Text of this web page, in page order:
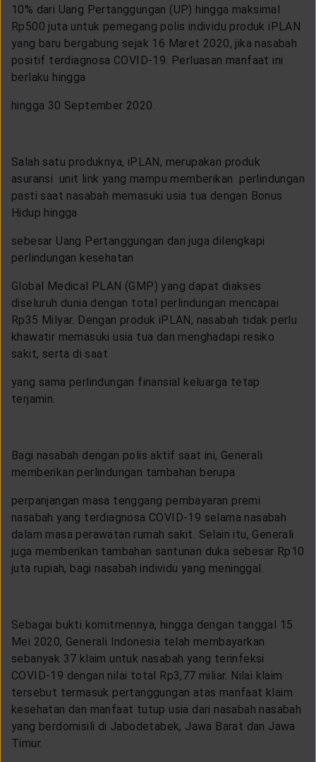
10% dari Uang Pertanggungan (UP) hingga maksimal
Rp500 juta untuk pemegang polis individu produk iPLAN
yang baru bergabung sejak 16 Maret 2020, jika nasabah
positif terdiagnosa COVID-19. Perluasan manfaat ini
berlaku hingga
hingga 30 September 2020.
Salah satu produknya, iPLAN, merupakan produk
asuransi unit link yang mampu memberikan perlindungan
pasti saat nasabah memasuki usia tua dengan Bonus
Hidup hingga
sebesar Uang Pertanggungan dan juga dilengkapi
perlindungan kesehatan
Global Medical PLAN (GMP) yang dapat diakses
diseluruh dunia dengan total perlindungan mencapai
Rp35 Milyar. Dengan produk iPLAN, nasabah tidak perlu
khawatir memasuki usia tua dan menghadapi resiko
sakit, serta di saat
yang sama perlindungan finansial keluarga tetap
terjamin.
Bagi nasabah dengan polis aktif saat ini, Generali
memberikan perlindungan tambahan berupa
perpanjangan masa tenggang pembayaran premi
nasabah yang terdiagnosa COVID-19 selama nasabah
dalam masa perawatan rumah sakit. Selain itu, Generali
juga memberikan tambahan santunan duka sebesar Rp10
juta rupiah, bagi nasabah individu yang meninggal.
Sebagai bukti komitmennya, hingga dengan tanggal 15
Mei 2020, Generali Indonesia telah membayarkan
sebanyak 37 klaim untuk nasabah yang terinfeksi
COVID-19 dengan nilai total Rp3,77 miliar. Nilai klaim
tersebut termasuk pertanggungan atas manfaat klaim
kesehatan dan manfaat tutup usia dari nasabah nasabah
yang berdomisili di Jabodetabek, Jawa Barat dan Jawa
Timur.